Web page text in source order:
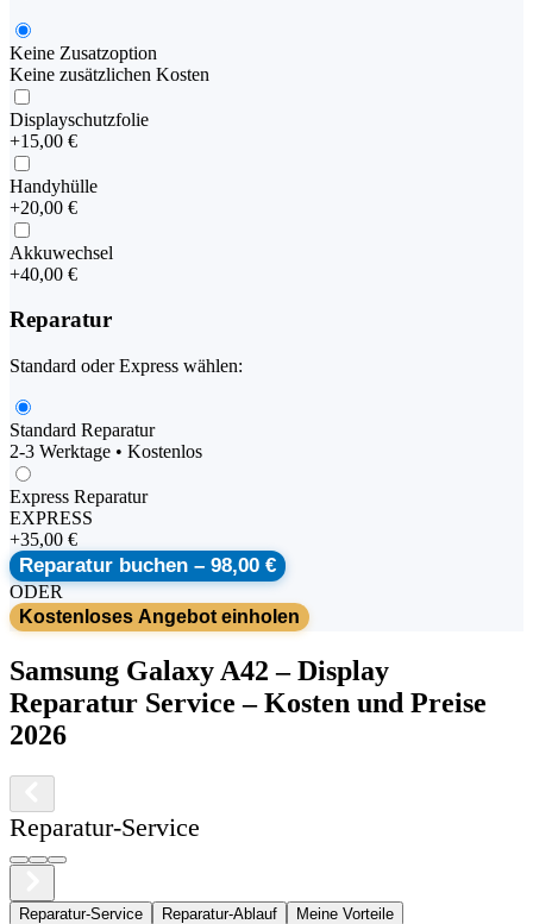
Keine Zusatzoption
Keine zusätzlichen Kosten
Displayschutzfolie
+15,00 €
Handyhülle
+20,00 €
Akkuwechsel
+40,00 €
Reparatur
Standard oder Express wählen:
Standard Reparatur
2-3 Werktage • Kostenlos
Express Reparatur
EXPRESS
+35,00 €
Reparatur buchen – 98,00 €
ODER
Kostenloses Angebot einholen
Samsung Galaxy A42 –Display
Reparatur Service – Kosten und Preise
2026
Reparatur-Service
Reparatur-Service Reparatur-Ablauf Meine Vorteile